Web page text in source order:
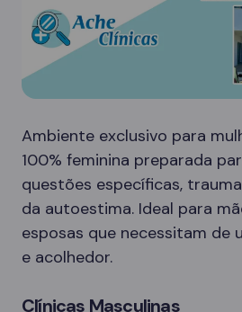
Ambiente exclusivo para
100% feminina preparada
questões específicas,
da autoestima. Ideal para
esposas que necessitam de
e acolhedor.
Clínicas Masculinas